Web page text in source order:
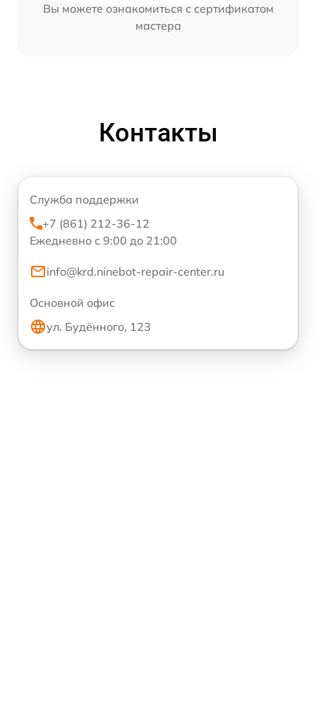
Вы можете ознакомиться с сертификатом
мастера
Контакты
Служба поддержки
+7 (861) 212-36-12
Ежедневно с 9:00 до 21:00
info@krd.ninebot-repair-center.ru
Основной офис
ул. Будённого, 123